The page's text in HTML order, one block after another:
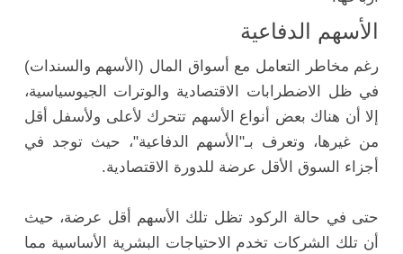
الأسهم الدفاعية
رغم مخاطر التعامل مع أسواق المال (الأسهم والسندات)
في ظل الاضطرابات الاقتصادية والوترات الجيوسياسية،
إلا أن هناك بعض أنواع الأسهم تتحرك لأعلى ولأسفل أقل
من غيرها، وتعرف بـ"الأسهم الدفاعية"، حيث توجد في
أجزاء السوق الأقل عرضة للدورة الاقتصادية.
حتى في حالة الركود تظل تلك الأسهم أقل عرضة، حيث
أن تلك الشركات تخدم الاحتياجات البشرية الأساسية مما